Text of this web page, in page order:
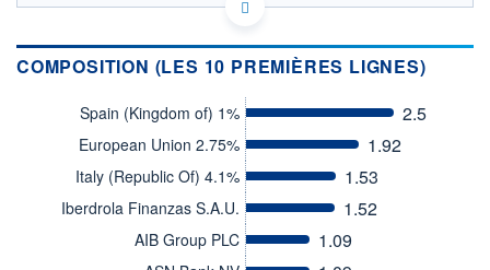
FR0014003QQ0 - Amundi Asset Management
Consulter le prospectus / DIC
COMPOSITION (LES 10 PREMIÈRES LIGNES)
Spain (Kingdom of) 1% 2.5
European Union 2.75% 1.92
Italy (Republic Of) 4.1% 1.53
Iberdrola Finanzas S.A.U. 1.52
AIB Group PLC 1.09